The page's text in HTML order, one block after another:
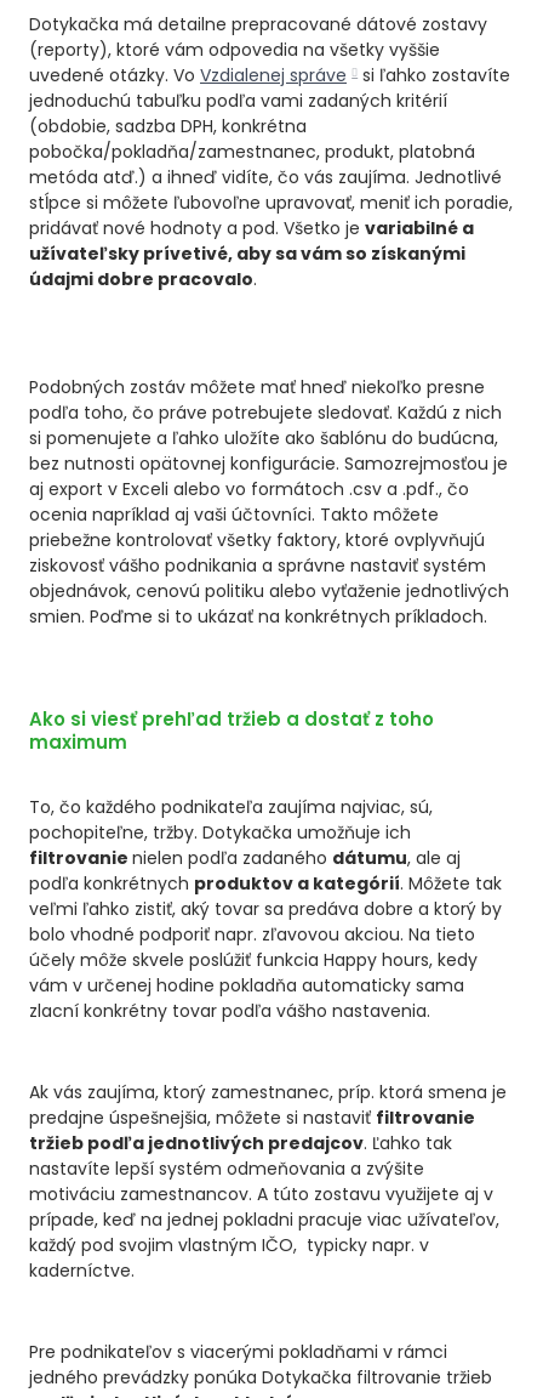
Dotykačka má detailne prepracované dátové zostavy
(reporty), ktoré vám odpovedia na všetky vyššie
uvedené otázky. Vo Vzdialenej správe
si ľahko zostavíte
jednoduchú tabuľku podľa vami zadaných kritérií
(obdobie, sadzba DPH, konkrétna
pobočka/pokladňa/zamestnanec, produkt, platobná
metóda atď.) a ihneď vidíte, čo vás zaujíma. Jednotlivé
stĺpce si môžete ľubovoľne upravovať, meniť ich poradie,
pridávať nové hodnoty a pod. Všetko je variabilné a
užívateľsky prívetivé, aby sa vám so získanými
údajmi dobre pracovalo.
Podobných zostáv môžete mať hneď niekoľko presne
podľa toho, čo práve potrebujete sledovať. Každú z nich
si pomenujete a ľahko uložíte ako šablónu do budúcna,
bez nutnosti opätovnej konfigurácie. Samozrejmosťou je
aj export v Exceli alebo vo formátoch .csv a .pdf., čo
ocenia napríklad aj vaši účtovníci. Takto môžete
priebežne kontrolovať všetky faktory, ktoré ovplyvňujú
ziskovosť vášho podnikania a správne nastaviť systém
objednávok, cenovú politiku alebo vyťaženie jednotlivých
smien. Poďme si to ukázať na konkrétnych príkladoch.
Ako si viesť prehľad tržieb a dostať z toho
maximum
To, čo každého podnikateľa zaujíma najviac, sú,
pochopiteľne, tržby. Dotykačka umožňuje ich
filtrovanie nielen podľa zadaného dátumu, ale aj
podľa konkrétnych produktov a kategórií. Môžete tak
veľmi ľahko zistiť, aký tovar sa predáva dobre a ktorý by
bolo vhodné podporiť napr. zľavovou akciou. Na tieto
účely môže skvele poslúžiť funkcia Happy hours, kedy
vám v určenej hodine pokladňa automaticky sama
zlacní konkrétny tovar podľa vášho nastavenia.
Ak vás zaujíma, ktorý zamestnanec, príp. ktorá smena je
predajne úspešnejšia, môžete si nastaviť filtrovanie
tržieb podľa jednotlivých predajcov. Ľahko tak
nastavíte lepší systém odmeňovania a zvýšite
motiváciu zamestnancov. A túto zostavu využijete aj v
prípade, keď na jednej pokladni pracuje viac užívateľov,
každý pod svojim vlastným IČO, typicky napr. v
kaderníctve.
Pre podnikateľov s viacerými pokladňami v rámci
jedného prevádzky ponúka Dotykačka filtrovanie tržieb